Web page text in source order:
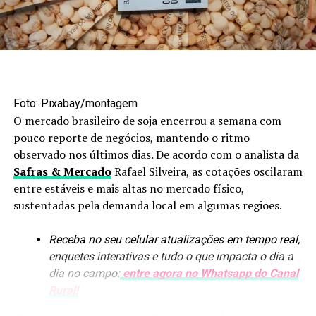
processamento
Os biocombustíveis estão entre os segmentos que mais
avançaram nesse processo. Em nove anos, a produção de
etanol passou de 1,6 bilhão para uma previsão de
bilhões de litros
. A arrecadação de ICMS do setor
também aumentou, de R$ 300 milhões para mais de R$ 4
bilhões.
O crescimento das usinas trouxe novos produtos para
dentro da cadeia, como óleo de milho e DDG, utilizado
Foto: Pixabay/montagem
O mercado brasileiro de soja encerrou a semana com
pouco reporte de negócios, mantendo o ritmo
observado nos últimos dias. De acordo com o analista da
Safras & MercadoRafael Silveira, as cotações oscilaram
entre estáveis e mais altas no mercado físico,
sustentadas pela demanda local em algumas regiões.
Receba no seu celular atualizações em tempo real,
enquetes interativas e tudo o que impacta o dia a
dia no campo: entre agora no Whatsapp do Canal
Rural!